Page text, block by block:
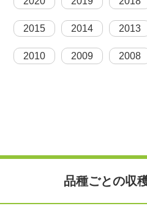
2015 2014 2013
2010 2009 2008
品種ごとの収